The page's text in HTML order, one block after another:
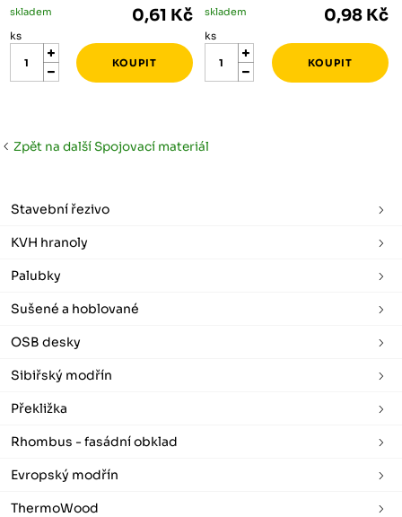
skladem 0,61 Kč
ks
skladem 0,98 Kč
ks
Zpět na další Spojovací materiál
Stavební řezivo
KVH hranoly
Palubky
Sušené a hoblované
OSB desky
Sibiřský modřín
Překližka
Rhombus - fasádní obklad
Evropský modřín
ThermoWood